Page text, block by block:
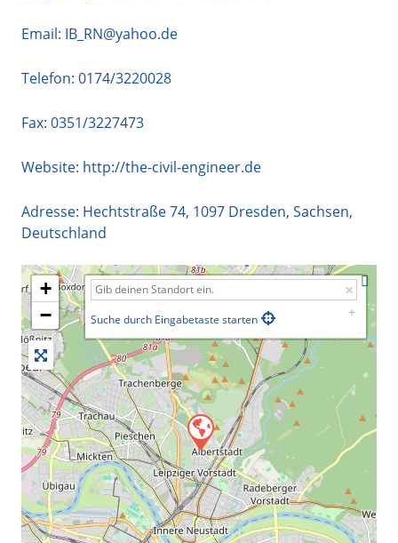
Email: IB_RN@yahoo.de
Telefon: 0174/3220028
Fax: 0351/3227473
Website: http://the-civil-engineer.de
Adresse: Hechtstraße 74, 1097 Dresden, Sachsen,
Deutschland
+
−
Suche durch Eingabetaste starten